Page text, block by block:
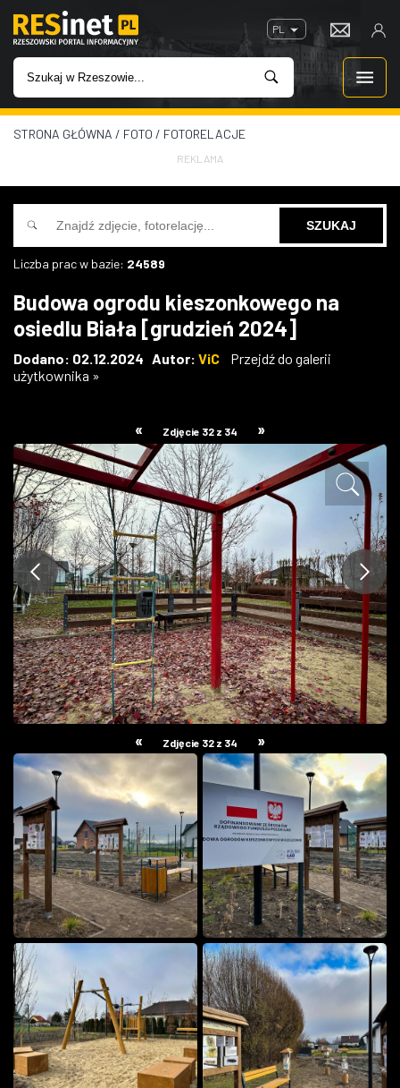
PL
WIADOMOŚCI
INWESTYCJE
IMPREZY
W KINACH
GASTRONOMIA
W RZESZOWIE
STRONA GŁÓWNA / FOTO / FOTORELACJE
REKLAMA
Liczba prac w bazie: 24589
Budowa ogrodu kieszonkowego na
osiedlu Biała [grudzień 2024]
Dodano: 02.12.2024 Autor: ViC
Przejdź do galerii
użytkownika »
« Zdjęcie 32 z 34 »
« Zdjęcie 32 z 34 »